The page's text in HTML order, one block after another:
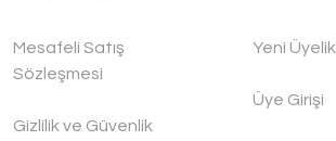
Mesafeli Satış
Sözleşmesi
Gizlilik ve Güvenlik
Yeni Üyelik
Üye Girişi